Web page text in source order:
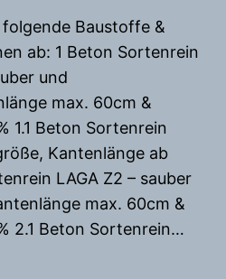
Baustoffe &
ab: 1 Beton Sortenrein
und
max. 60cm &
1.1 Beton Sortenrein
Kantenlänge ab
LAGA Z2 – sauber
max. 60cm &
2.1 Beton Sortenrein…